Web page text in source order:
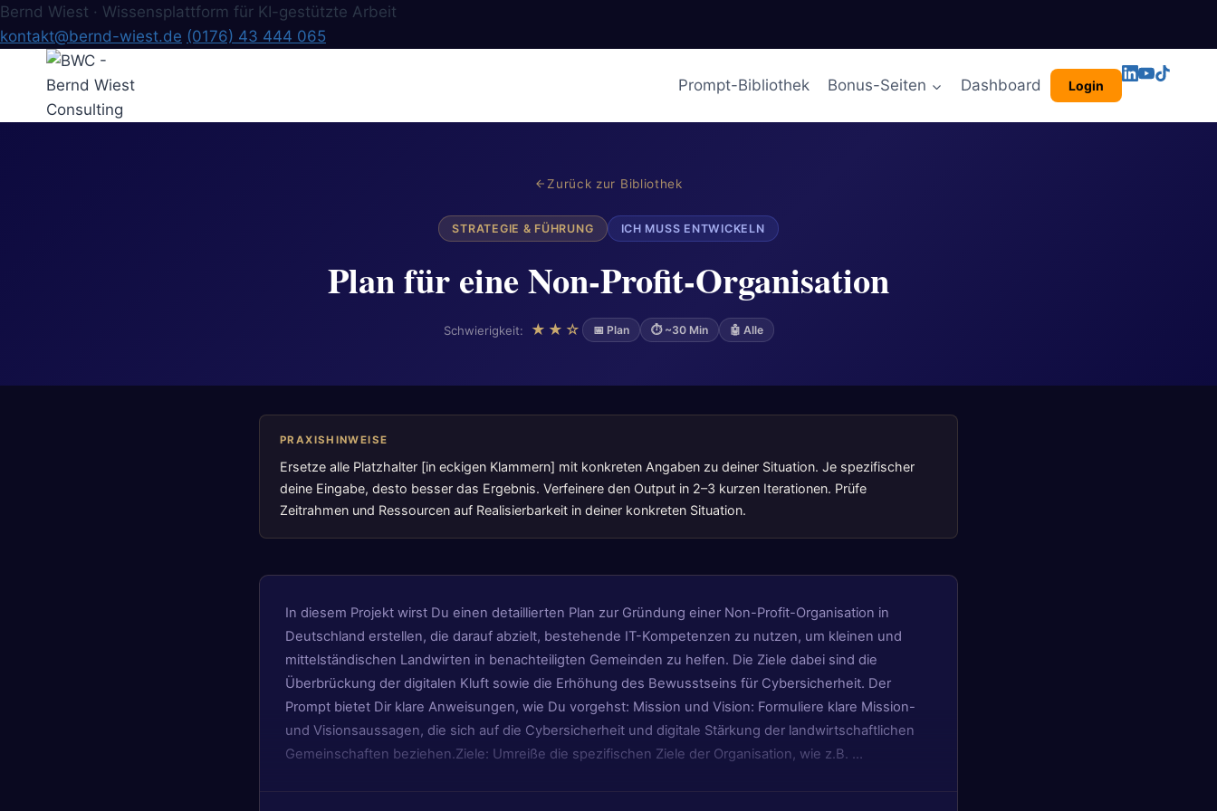
Bernd Wiest · Wissensplattform für KI-gestützte Arbeit
kontakt@bernd-wiest.de (0176) 43 444 065
springen
Prompt-Bibliothek Bonus-Seiten Dashboard Login
Zurück zur Bibliothek
STRATEGIE & FÜHRUNG ICH MUSS ENTWICKELN
Plan für eine Non-Profit-Organisation
Schwierigkeit: ★★☆ 📅 Plan ⏱ ~30 Min 🤖 Alle
PRAXISHINWEISE
Ersetze alle Platzhalter [in eckigen Klammern] mit konkreten Angaben zu deiner Situation. Je spezifischer
deine Eingabe, desto besser das Ergebnis. Verfeinere den Output in 2–3 kurzen Iterationen. Prüfe
Zeitrahmen und Ressourcen auf Realisierbarkeit in deiner konkreten Situation.
In diesem Projekt wirst Du einen detaillierten Plan zur Gründung einer Non-Profit-Organisation in
Deutschland erstellen, die darauf abzielt, bestehende IT-Kompetenzen zu nutzen, um kleinen und
mittelständischen Landwirten in benachteiligten Gemeinden zu helfen. Die Ziele dabei sind die
Überbrückung der digitalen Kluft sowie die Erhöhung des Bewusstseins für Cybersicherheit. Der
Prompt bietet Dir klare Anweisungen, wie Du vorgehst: Mission und Vision: Formuliere klare Mission-
und Visionsaussagen, die sich auf die Cybersicherheit und digitale Stärkung der landwirtschaftlichen
Gemeinschaften beziehen.Ziele: Umreiße die spezifischen Ziele der Organisation, wie z.B. …